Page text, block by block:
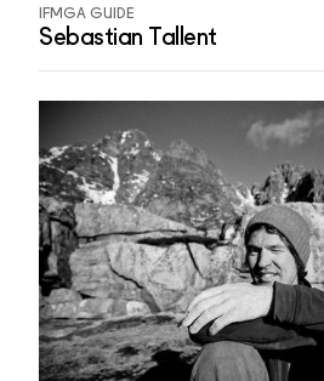
IFMGA GUIDE
Sebastian Tallent